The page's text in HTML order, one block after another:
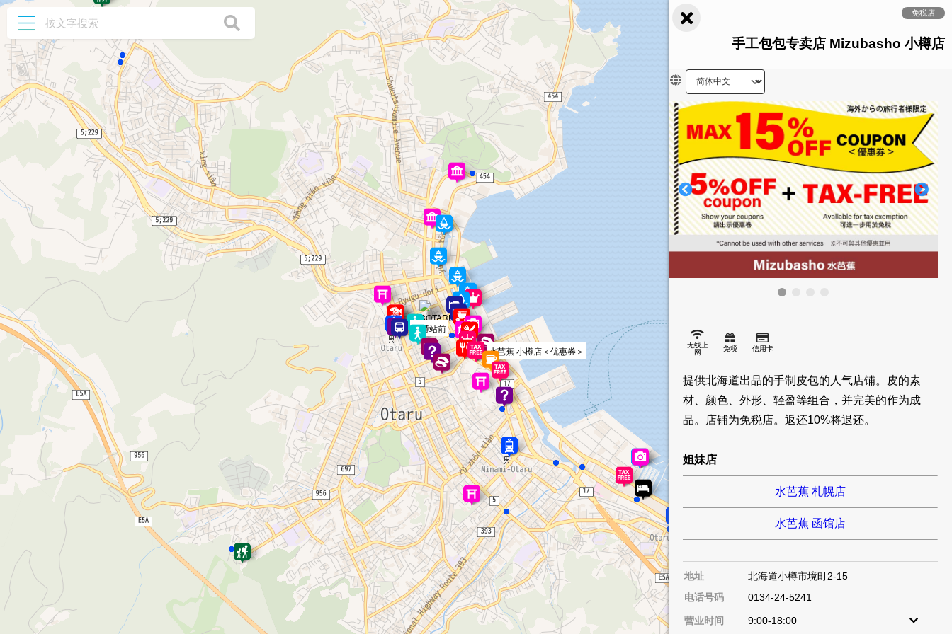
水芭蕉 小樽店＜优惠券＞
小樽站前
免税店
手工包包专卖店 Mizubasho 小樽店
无线上
网
免税 信用卡
提供北海道出品的手制皮包的人气店铺。皮的素
材、颜色、外形、轻盈等组合，并完美的作为成
品。店铺为免税店。返还10%将退还。
姐妹店
水芭蕉 札幌店
水芭蕉 函馆店
地址
北海道小樽市境町2-15
电话号码
0134-24-5241
营业时间 9:00-18:00